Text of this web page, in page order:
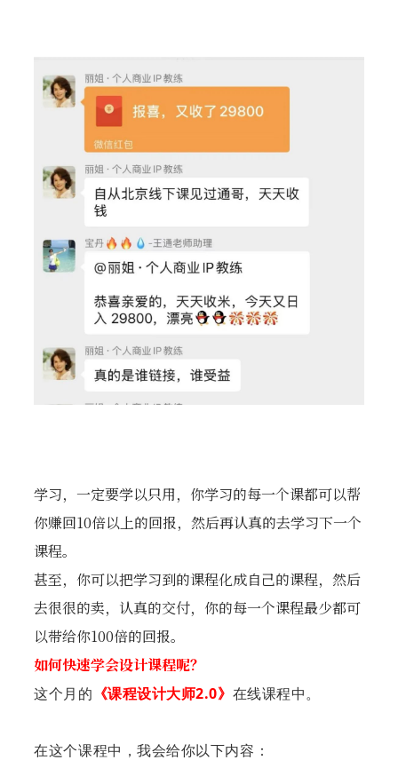
学习，一定要学以只用，你学习的每一个课都可以帮
你赚回10倍以上的回报，然后再认真的去学习下一个
课程。
甚至，你可以把学习到的课程化成自己的课程，然后
去很很的卖，认真的交付，你的每一个课程最少都可
以带给你100倍的回报。
如何快速学会设计课程呢？
这个月的 《课程设计大师2.0》 在线课程中。
在这个课程中，我会给你以下内容：